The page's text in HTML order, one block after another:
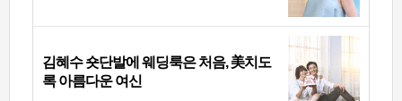
김혜수 숏단발에 웨딩룩은 처음, 美치도
록 아름다운 여신